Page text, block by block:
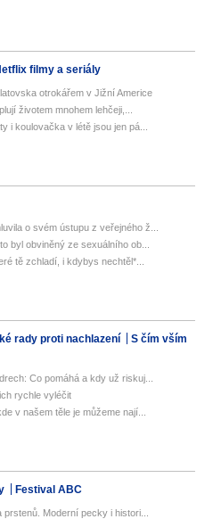
filmy a seriály
otrokářem v Jižní Americe
životem mnohem lehčeji,...
i koulovačka v létě jsou jen pá...
o svém ústupu z veřejného ž...
byl obviněný ze sexuálního ob...
tě zchladí, i kdybys nechtěl*...
rady proti nachlazení
S čím vším
Co pomáhá a kdy už riskuj...
rychle vyléčit
v našem těle je můžeme nají...
Festival ABC
Moderní pecky i histori...